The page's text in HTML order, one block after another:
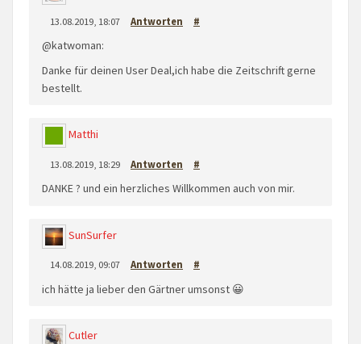
13.08.2019, 18:07 Antworten #
@katwoman:
Danke für deinen User Deal,ich habe die Zeitschrift gerne
bestellt.
Matthi
13.08.2019, 18:29 Antworten #
DANKE ? und ein herzliches Willkommen auch von mir.
SunSurfer
14.08.2019, 09:07 Antworten #
ich hätte ja lieber den Gärtner umsonst 😀
Cutler